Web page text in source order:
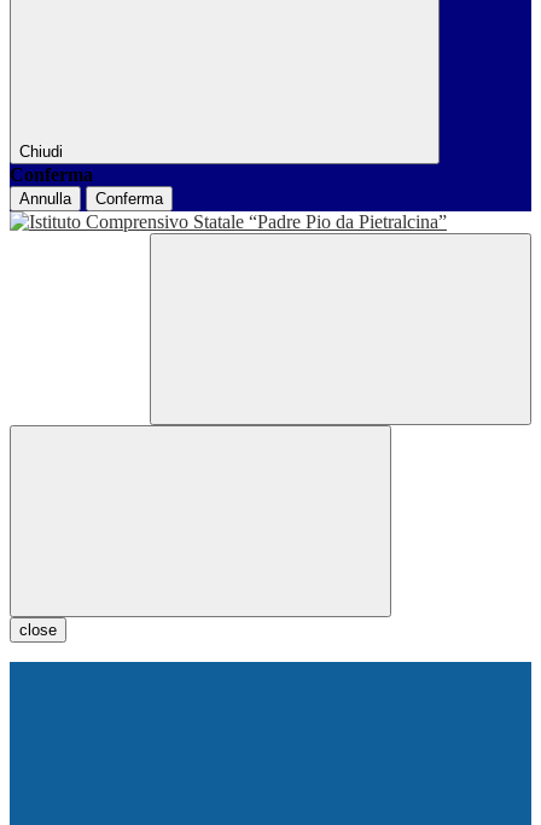
Chiudi
Conferma
Annulla Conferma
close